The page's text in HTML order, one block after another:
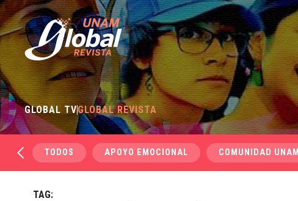
GLOBAL TVGLOBAL REVISTA
TODOS APOYO EMOCIONAL COMUNIDAD UNAM
TAG: